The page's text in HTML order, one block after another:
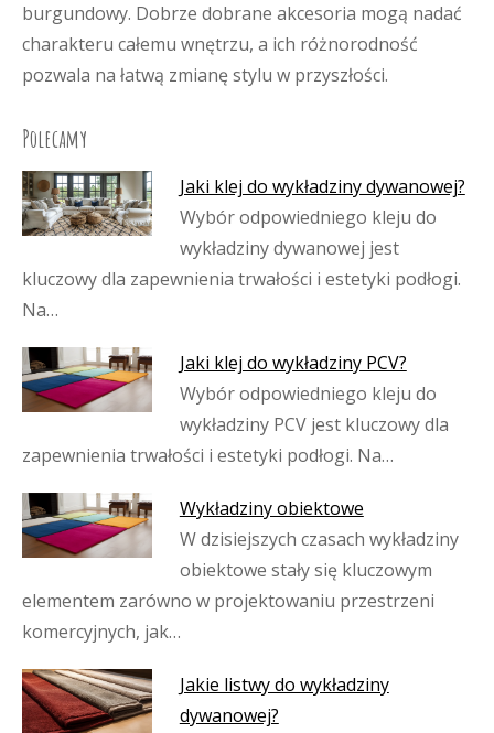
burgundowy. Dobrze dobrane akcesoria mogą nadać
charakteru całemu wnętrzu, a ich różnorodność
pozwala na łatwą zmianę stylu w przyszłości.
Polecamy
Jaki klej do wykładziny dywanowej?
Wybór odpowiedniego kleju do
wykładziny dywanowej jest
kluczowy dla zapewnienia trwałości i estetyki podłogi.
Na…
Jaki klej do wykładziny PCV?
Wybór odpowiedniego kleju do
wykładziny PCV jest kluczowy dla
zapewnienia trwałości i estetyki podłogi. Na…
Wykładziny obiektowe
W dzisiejszych czasach wykładziny
obiektowe stały się kluczowym
elementem zarówno w projektowaniu przestrzeni
komercyjnych, jak…
Jakie listwy do wykładziny
dywanowej?